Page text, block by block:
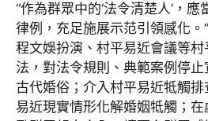
“作為群眾中的‘法令清楚人’，
律例，充足施展示范引領感化。
程文娛扮演、村平易近會議等
法，對法令規則、典範案例停
古代婚俗；介入村平易近牴觸
易近現實情形化解婚姻牴觸；